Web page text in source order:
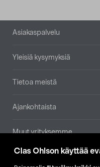
Clas Ohlson käyttää
Alatunniste
Asiakaspalvelu
Yleisiä kysymyksiä
Tietoa meistä
Ajankohtaista
Muut yrityksemme